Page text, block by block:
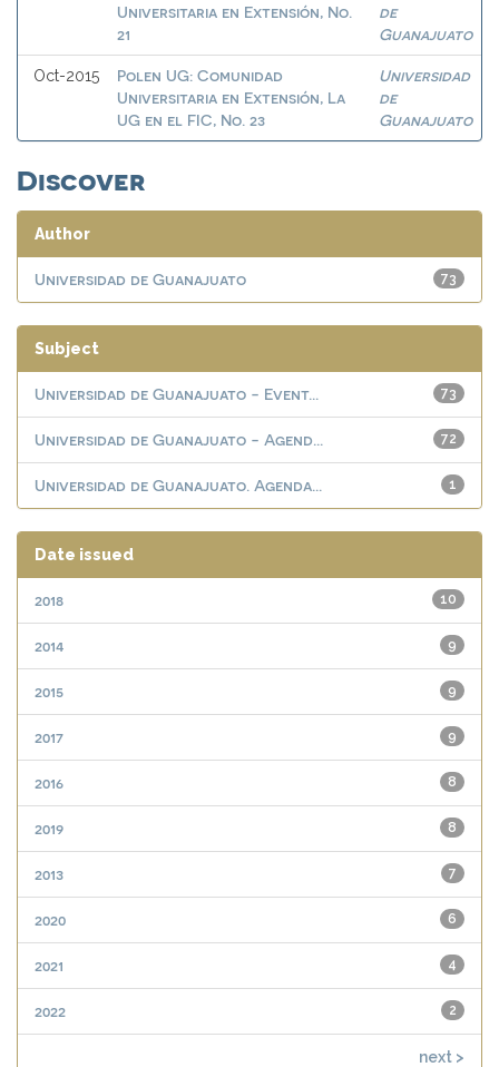
Universitaria en Extensión, No.
21
de
Guanajuato
Oct-2015
Polen UG: Comunidad
Universitaria en Extensión, La
UG en el FIC, No. 23
Universidad
de
Guanajuato
Discover
Author
73
Universidad de Guanajuato
Subject
73
Universidad de Guanajuato - Event...
72
Universidad de Guanajuato - Agend...
1
Universidad de Guanajuato. Agenda...
Date issued
10
2018
9
2014
9
2015
9
2017
8
2016
8
2019
7
2013
6
2020
4
2021
2
2022
next >